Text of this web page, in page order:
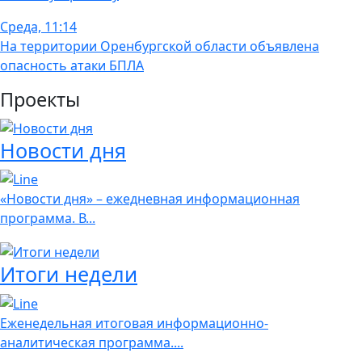
Среда, 11:14
На территории Оренбургской области объявлена
опасность атаки БПЛА
Проекты
Новости дня
«Новости дня» – ежедневная информационная
программа. В...
Итоги недели
Еженедельная итоговая информационно-
аналитическая программа....